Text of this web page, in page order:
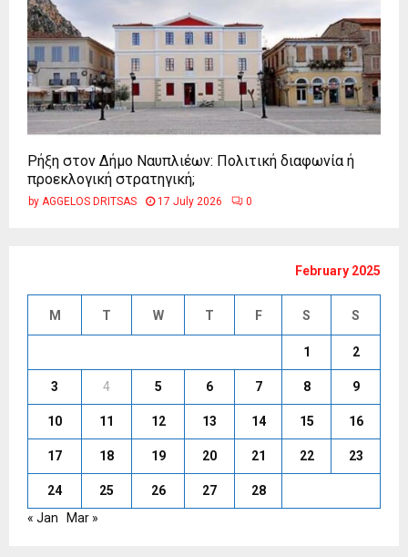
Ρήξη στον Δήμο Ναυπλιέων: Πολιτική διαφωνία ή
προεκλογική στρατηγική;
by AGGELOS DRITSAS 17 July 2026 0
February 2025
M T W T F S S
1 2
3 4 5 6 7 8 9
10 11 12 13 14 15 16
17 18 19 20 21 22 23
24 25 26 27
28
« Jan
Mar »